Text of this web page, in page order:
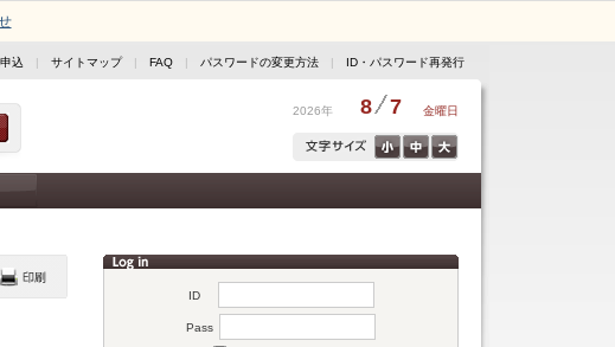
込 | サイトマップ| FAQ | パスワードの変更方法 | ID・パスワード再発行
2026年 8 7 金曜日
ID
Pass